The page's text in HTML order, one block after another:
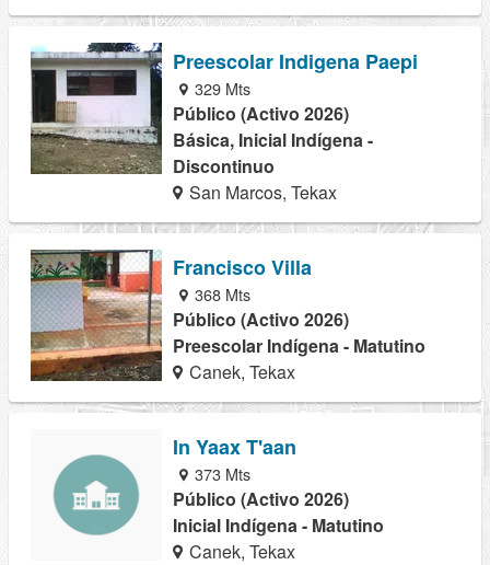
Preescolar Indigena Paepi
329 Mts
Público (Activo 2026)
Básica, Inicial Indígena -
Discontinuo
San Marcos, Tekax
Francisco Villa
368 Mts
Público (Activo 2026)
Preescolar Indígena - Matutino
Canek, Tekax
In Yaax T'aan
373 Mts
Público (Activo 2026)
Inicial Indígena - Matutino
Canek, Tekax